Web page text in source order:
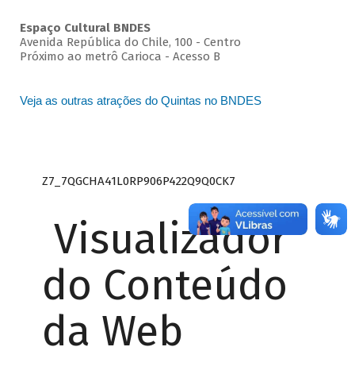
Espaço Cultural BNDES
Avenida República do Chile, 100 - Centro
Próximo ao metrô Carioca - Acesso B
Veja as outras atrações do Quintas no BNDES
Z7_7QGCHA41L0RP906P422Q9Q0CK7
Visualizador
do Conteúdo
da Web